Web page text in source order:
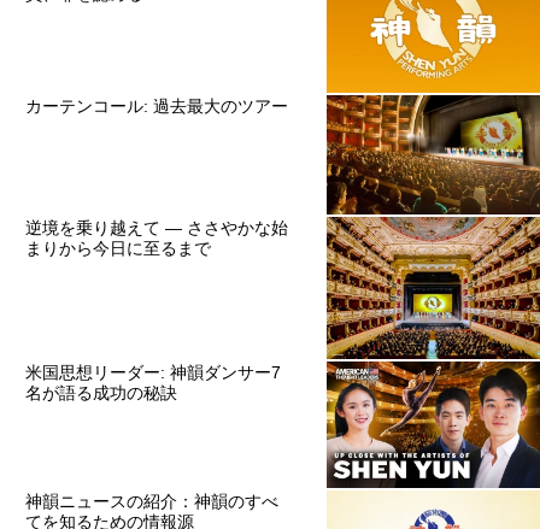
カーテンコール: 過去最大のツアー
逆境を乗り越えて ― ささやかな始
まりから今日に至るまで
米国思想リーダー: 神韻ダンサー7
名が語る成功の秘訣
神韻ニュースの紹介：神韻のすべ
てを知るための情報源